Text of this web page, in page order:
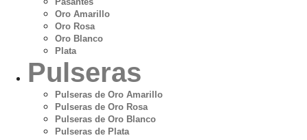
Oro Amarillo
Oro Rosa
Oro Blanco
Plata
Pulseras
Pulseras de Oro Amarillo
Pulseras de Oro Rosa
Pulseras de Oro Blanco
Pulseras de Plata